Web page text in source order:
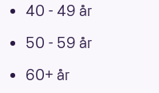
40 - 49 år
50 - 59 år
60+ år